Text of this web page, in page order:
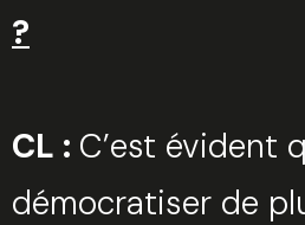
?
CL : C’est évident
démocratiser de